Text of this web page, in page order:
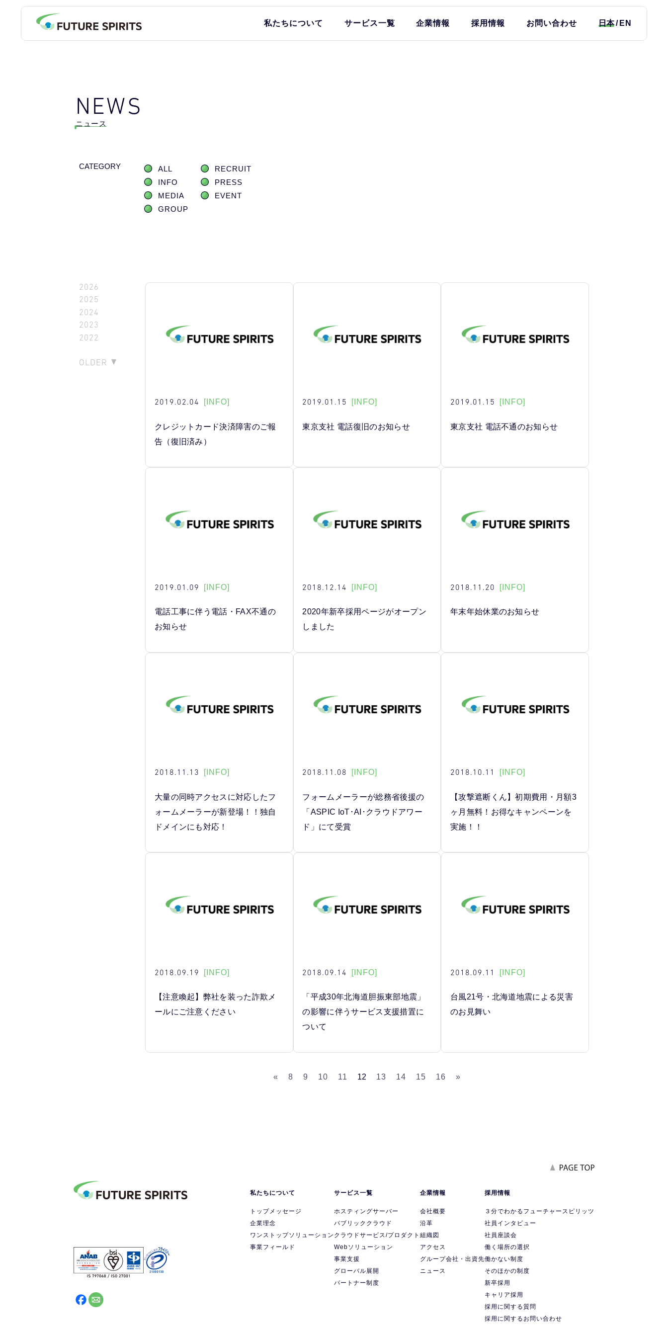
私たちについて サービス一覧 企業情報 採用情報 お問い合わせ 日本 EN
NEWS
ニュース
CATEGORY ALL
RECRUIT
INFO
PRESS
MEDIA
EVENT
GROUP
2026
2025
2024
2023
2022
OLDER
2019.02.04 [INFO]
クレジットカード決済障害のご報
告（復旧済み）
2019.01.15 [INFO]
東京支社 電話復旧のお知らせ
2019.01.15 [INFO]
東京支社 電話不通のお知らせ
2019.01.09 [INFO]
電話工事に伴う電話・FAX不通の
お知らせ
2018.12.14 [INFO]
2020年新卒採用ページがオープン
しました
2018.11.20 [INFO]
年末年始休業のお知らせ
2018.11.13 [INFO]
大量の同時アクセスに対応したフ
ォームメーラーが新登場！！独自
ドメインにも対応！
2018.11.08 [INFO]
フォームメーラーが総務省後援の
「ASPIC IoT･AI･クラウドアワー
ド」にて受賞
2018.10.11 [INFO]
【攻撃遮断くん】初期費用・月額3
ヶ月無料！お得なキャンペーンを
実施！！
2018.09.19 [INFO]
【注意喚起】弊社を装った詐欺メ
ールにご注意ください
2018.09.14 [INFO]
「平成30年北海道胆振東部地震」
の影響に伴うサービス支援措置に
ついて
2018.09.11 [INFO]
台風21号・北海道地震による災害
のお見舞い
« 8 9 10 11 12 13 14 15 16 »
私たちについて
トップメッセージ
企業理念
ワンストップソリューション
事業フィールド
サービス一覧
ホスティングサーバー
パブリッククラウド
クラウドサービス/プロダクト
Webソリューション
事業支援
グローバル展開
パートナー制度
企業情報
会社概要
沿革
組織図
アクセス
グループ会社・出資先
ニュース
採用情報
３分でわかるフューチャースピリッツ
社員インタビュー
社員座談会
働く場所の選択
働かない制度
そのほかの制度
新卒採用
キャリア採用
採用に関する質問
採用に関するお問い合わせ